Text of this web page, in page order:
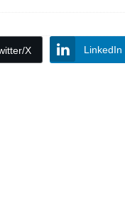
X LinkedIn